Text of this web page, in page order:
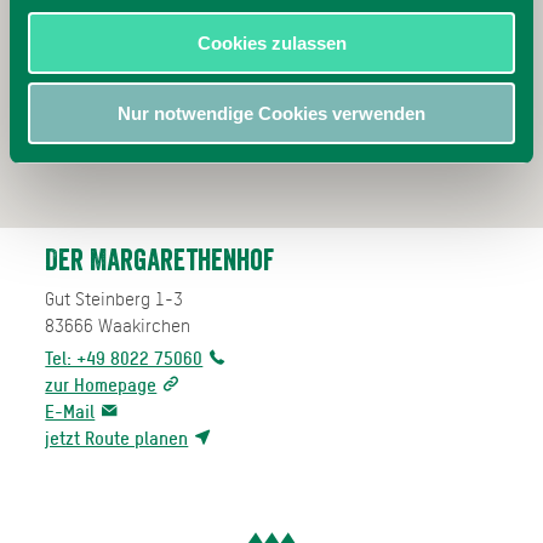
Cookies zulassen
Nur notwendige Cookies verwenden
Der Margarethenhof
Gut Steinberg 1-3
83666 Waakirchen
Tel: +49 8022 75060
zur Homepage
E-Mail
jetzt Route planen